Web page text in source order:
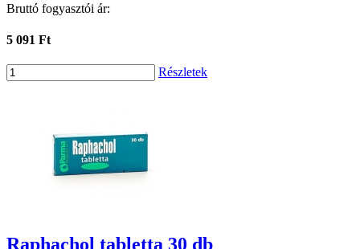
Bruttó fogyasztói ár:
5 091 Ft
Részletek
Raphachol tabletta 30 db